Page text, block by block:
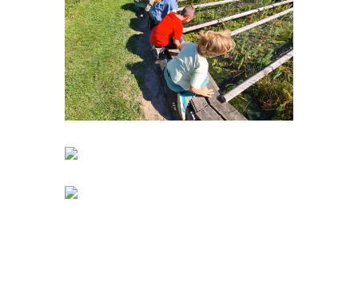
Das Ergebnis kann sich wirklich
sehen lassen, die Kinder haben eine
wunderschöne Turmstadt
geschaffen. Nebenbei haben wir die
Gartenarbeitsschule mit ihrer Tier-